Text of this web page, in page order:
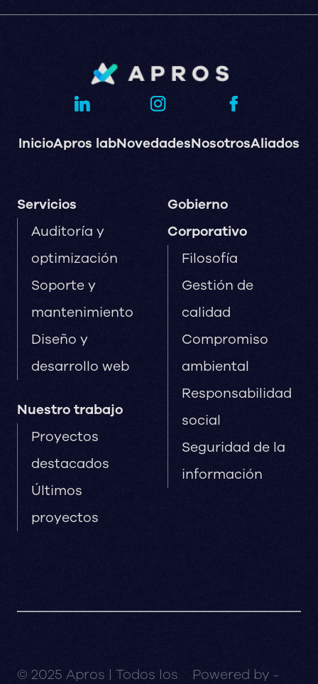
InicioApros labNovedadesNosotrosAliados
Servicios
Auditoría y
optimización
Soporte y
mantenimiento
Diseño y
desarrollo web
Nuestro trabajo
Proyectos
destacados
Últimos
proyectos
Gobierno
Corporativo
Filosofía
Gestión de
calidad
Compromiso
ambiental
Responsabilidad
social
Seguridad de la
información
© 2025 Apros | Todos los
Powered by -